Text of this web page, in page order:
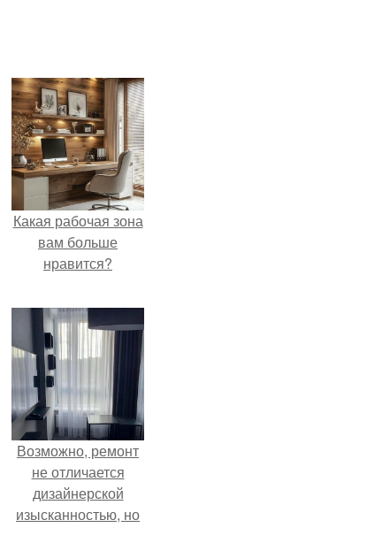
Какая рабочая зона
вам больше
нравится?
Возможно, ремонт
не отличается
дизайнерской
изысканностью, но